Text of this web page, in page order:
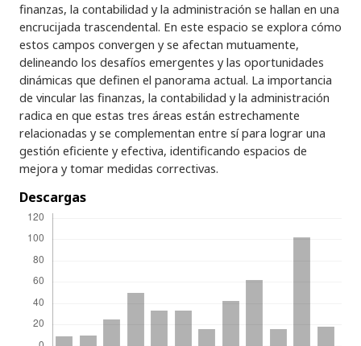
finanzas, la contabilidad y la administración se hallan en una
encrucijada trascendental. En este espacio se explora cómo
estos campos convergen y se afectan mutuamente,
delineando los desafíos emergentes y las oportunidades
dinámicas que definen el panorama actual. La importancia
de vincular las finanzas, la contabilidad y la administración
radica en que estas tres áreas están estrechamente
relacionadas y se complementan entre sí para lograr una
gestión eficiente y efectiva, identificando espacios de
mejora y tomar medidas correctivas.
Descargas